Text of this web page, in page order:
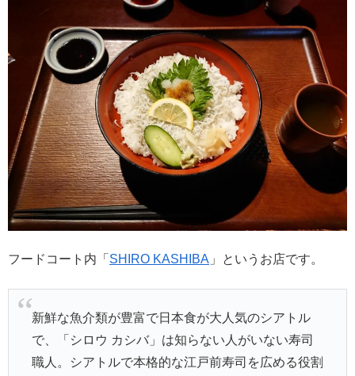
フードコート内「 SHIRO KASHIBA 」というお店です。
新鮮な魚介類が豊富で日本食が大人気のシアトル
で、「シロウ カシバ」は知らない人がいない寿司
職人。シアトルで本格的な江戸前寿司を広める役割